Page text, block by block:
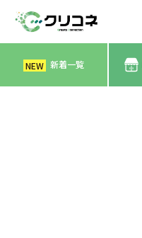
NEW 新着一覧